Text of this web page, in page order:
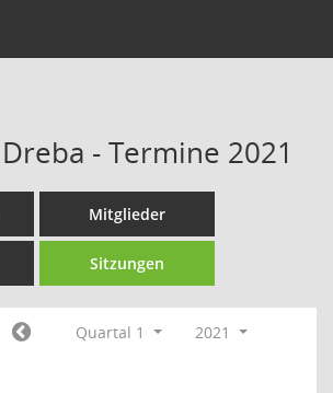
- Termine 2021
Mitglieder
Sitzungen
Quartal 1
2021